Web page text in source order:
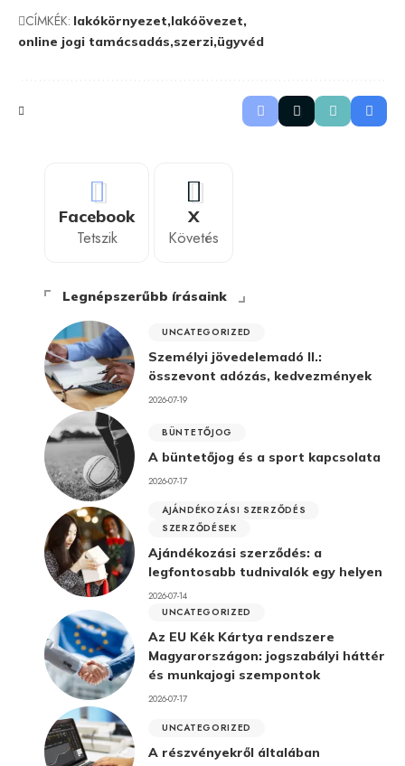
CÍMKÉK: lakókörnyezet lakóövezet
online jogi tamácsadás szerzi ügyvéd
Facebook
Tetszik
X
Követés
Legnépszerűbb írásaink
UNCATEGORIZED
Személyi jövedelemadó II.:
összevont adózás, kedvezmények
2026-07-19
BÜNTETŐJOG
A büntetőjog és a sport kapcsolata
2026-07-17
AJÁNDÉKOZÁSI SZERZŐDÉS
SZERZŐDÉSEK
Ajándékozási szerződés: a
legfontosabb tudnivalók egy helyen
2026-07-14
UNCATEGORIZED
Az EU Kék Kártya rendszere
Magyarországon: jogszabályi háttér
és munkajogi szempontok
2026-07-17
UNCATEGORIZED
A részvényekről általában